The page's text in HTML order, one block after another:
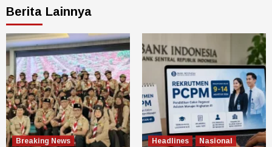
Berita Lainnya
Breaking News
Headlines
Nasional